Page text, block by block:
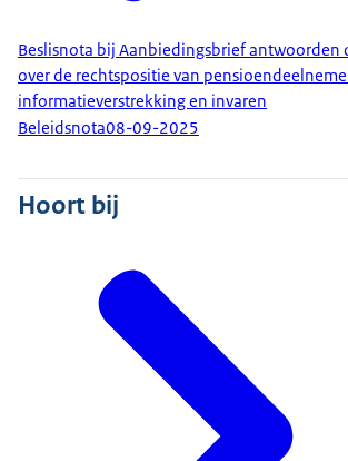
Beslisnota bij Aanbiedingsbrief antwoorden
over de rechtspositie van
informatieverstrekking en invaren
Beleidsnota08-09-2025
Hoort bij